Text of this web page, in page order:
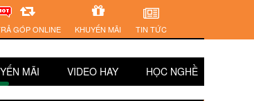
GÓP ONLINE KHUYẾN MÃI TIN TỨC
MÃI VIDEO HAY HỌC NGHỀ